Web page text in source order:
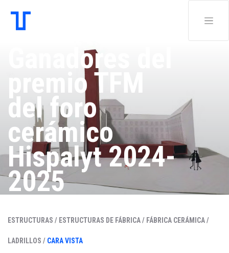
Ganadores del
premio TFM
del foro
cerámico
Hispalyt 2024-
2025
Redacción .
ESTRUCTURAS / ESTRUCTURAS DE FÁBRICA / FÁBRICA CERÁMICA /
LADRILLOS / CARA VISTA